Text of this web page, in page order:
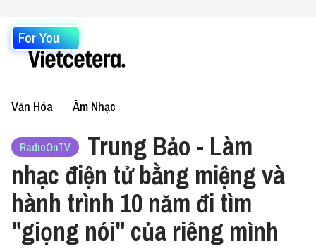
For You
Văn Hóa Âm Nhạc
RadioOnTV
Trung Bảo - Làm
nhạc điện tử bằng miệng và
hành trình 10 năm đi tìm
"giọng nói" của riêng mình